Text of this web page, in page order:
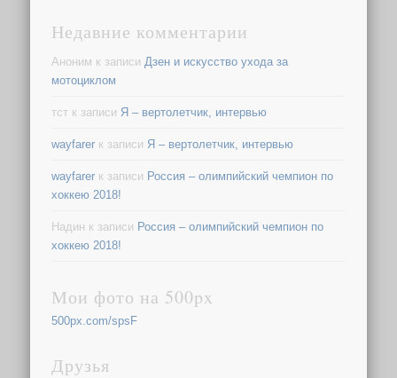
Недавние комментарии
Аноним к записиДзен и искусство ухода за
мотоциклом
тст к записи Я – вертолетчик, интервью
wayfarer к записи Я – вертолетчик, интервью
wayfarer к записи Россия – олимпийский чемпион по
хоккею 2018!
Надин к записи Россия – олимпийский чемпион по
хоккею 2018!
Мои фото на 500px
500px.com/spsF
Друзья